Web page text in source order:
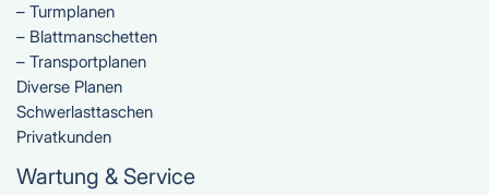
– Turmplanen
– Blattmanschetten
– Transportplanen
Diverse Planen
Schwerlasttaschen
Privatkunden
Wartung & Service